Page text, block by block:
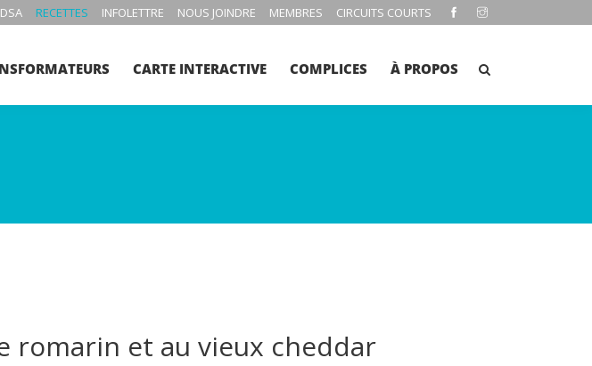
RECETTES INFOLETTRE NOUS JOINDRE MEMBRES CIRCUITS COURTS
CARTE INTERACTIVE COMPLICES À PROPOS
romarin et au vieux cheddar